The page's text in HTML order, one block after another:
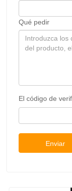
Qué pedir
El código de
Enviar